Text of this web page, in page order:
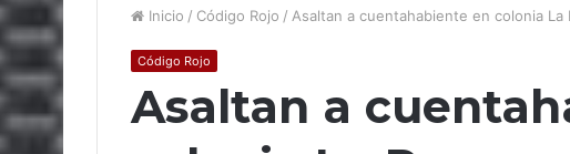
Inicio / Código Rojo / Asaltan a cuentahabiente en colonia La
Código Rojo
Asaltan a